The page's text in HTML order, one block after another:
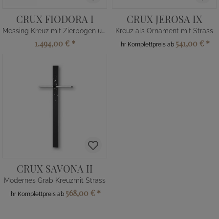
CRUX FIODORA I
Messing Kreuz mit Zierbogen und Zierscheibe
1.494,00 € *
CRUX JEROSA IX
Kreuz als Ornament mit Strass
Ihr Komplettpreis ab 541,00 € *
CRUX SAVONA II
Modernes Grab Kreuzmit Strass
Ihr Komplettpreis ab 568,00 € *